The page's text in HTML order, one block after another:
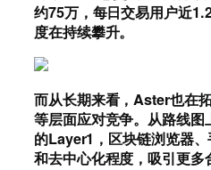
约75万，每日交易用户近
度在持续攀升。
而从长期来看，Aster也在
等层面应对竞争。从路线
的Layer1，区块链浏览器
和去中心化程度，吸引更多